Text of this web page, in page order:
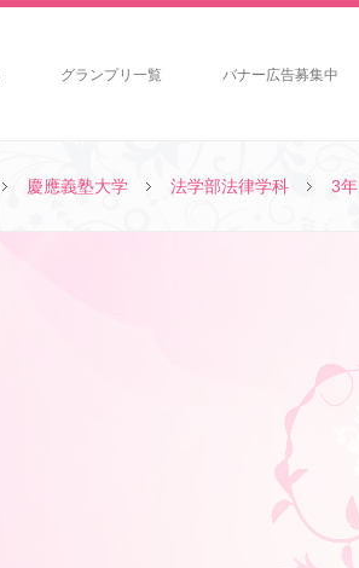
グランプリ一覧 バナー広告募集中
慶應義塾大学 法学部法律学科 3年